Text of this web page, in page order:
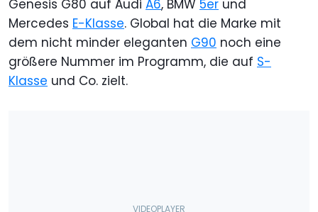
Genesis G80 auf Audi A6, BMW 5er und
Mercedes E-Klasse. Global hat die Marke mit
dem nicht minder eleganten G90 noch eine
größere Nummer im Programm, die auf S-
Klasse und Co. zielt.